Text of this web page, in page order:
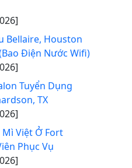
Bellaire, Houston
Điện Nước Wifi)
Tuyển Dụng
TX
Việt Ở Fort
Phục Vụ